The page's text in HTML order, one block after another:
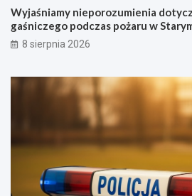
Wyjaśniamy nieporozumienia
gaśniczego podczas pożaru w
8 sierpnia 2026